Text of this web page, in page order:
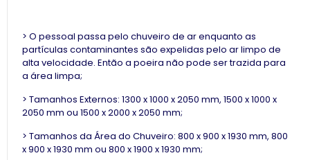
> O pessoal passa pelo chuveiro de ar enquanto as
partículas contaminantes são expelidas pelo ar limpo de
alta velocidade. Então a poeira não pode ser trazida para
a área limpa;
> Tamanhos Externos: 1300 x 1000 x 2050 mm, 1500 x 1000 x
2050 mm ou 1500 x 2000 x 2050 mm;
> Tamanhos da Área do Chuveiro: 800 x 900 x 1930 mm, 800
x 900 x 1930 mm ou 800 x 1900 x 1930 mm;